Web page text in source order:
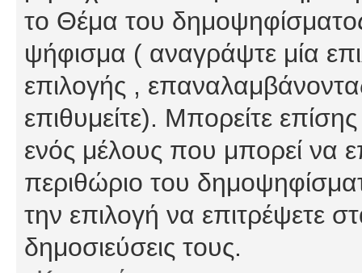
το Θέμα του
ψήφισμα ( αναγράψτε μία
επιλογής ,
επιθυμείτε). Μπορείτε
ενός μέλους που μπορεί να
περιθώριο του
την επιλογή να επιτρέψετε
δημοσιεύσεις τους.